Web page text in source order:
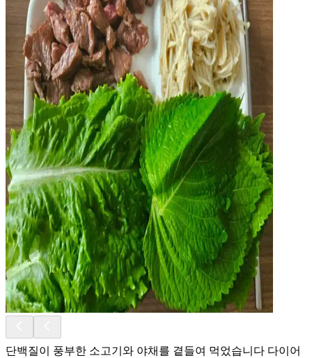
단백질이 풍부한 소고기와 야채를 곁들여 먹었습니다 다이어